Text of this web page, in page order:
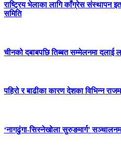
राष्ट्रिय भेलाका लागि काँग्रेस
समिति
चीनको दबाबपछि तिब्बत सम्मेलनमा दलाई
पहिरो र बाढीका कारण देशका विभिन्न
‘नागढुंगा-सिस्नेखोला सुरुङमार्ग’